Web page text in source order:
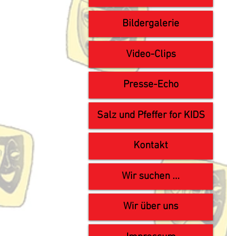
Bildergalerie
Video-Clips
Presse-Echo
Salz und Pfeffer for KIDS
Kontakt
Wir suchen ...
Wir über uns